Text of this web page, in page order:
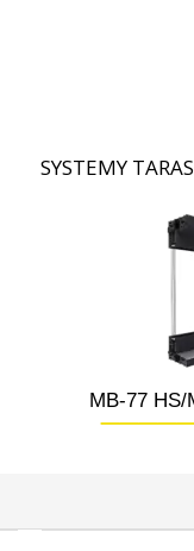
MB-77 HS/
SYSTEMY